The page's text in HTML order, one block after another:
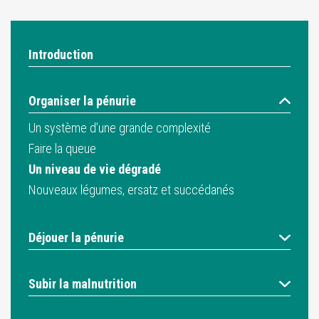
Introduction
Organiser la pénurie
Un système d’une grande complexité
Faire la queue
Un niveau de vie dégradé
Nouveaux légumes, ersatz et succédanés
Déjouer la pénurie
Subir la malnutrition